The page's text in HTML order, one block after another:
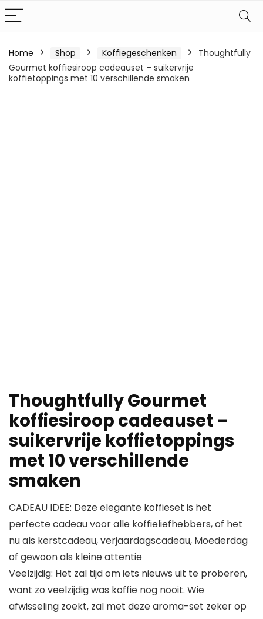
Home Shop Koffiegeschenken
Thoughtfully
Gourmet koffiesiroop cadeauset – suikervrije
koffietoppings met 10 verschillende smaken
Thoughtfully Gourmet
koffiesiroop cadeauset –
suikervrije koffietoppings
met 10 verschillende
smaken
CADEAU IDEE: Deze elegante koffieset is het
perfecte cadeau voor alle koffieliefhebbers, of het
nu als kerstcadeau, verjaardagscadeau, Moederdag
of gewoon als kleine attentie
Veelzijdig: Het zal tijd om iets nieuws uit te proberen,
want zo veelzijdig was koffie nog nooit. Wie
afwisseling zoekt, zal met deze aroma-set zeker op